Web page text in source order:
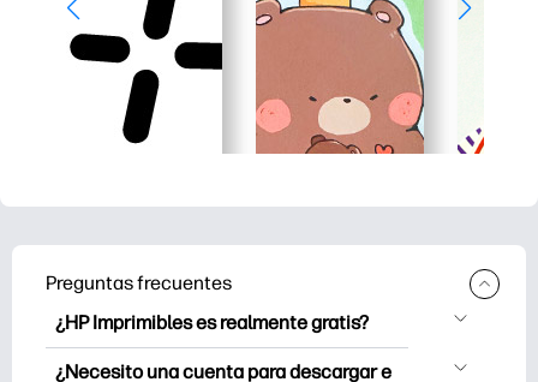
Preguntas frecuentes
¿HP Imprimibles es realmente gratis?
HP Printables ofrece más de 2.500
¿Necesito una cuenta para descargar e